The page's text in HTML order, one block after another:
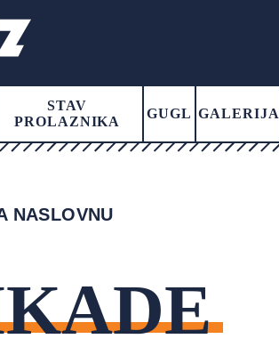
STAV
PROLAZNIKA
GUGL GALERIJA
NASLOVNU